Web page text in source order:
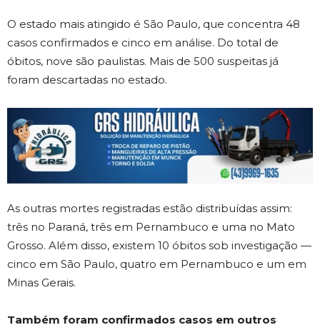
O estado mais atingido é São Paulo, que concentra 48
casos confirmados e cinco em análise. Do total de
óbitos, nove são paulistas. Mais de 500 suspeitas já
foram descartadas no estado.
As outras mortes registradas estão distribuídas assim:
três no Paraná, três em Pernambuco e uma no Mato
Grosso. Além disso, existem 10 óbitos sob investigação —
cinco em São Paulo, quatro em Pernambuco e um em
Minas Gerais.
Também foram confirmados casos em outros